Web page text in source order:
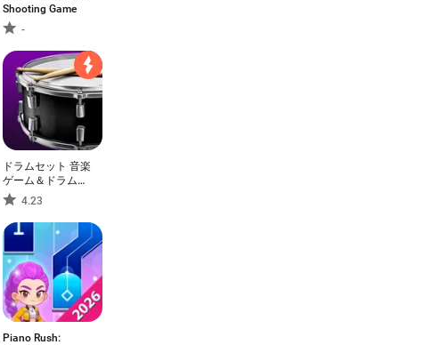
Shooting Game
-
ドラムセット 音楽
ゲーム＆ドラムキ
ットシュミレータ
ー
4.23
Piano Rush: